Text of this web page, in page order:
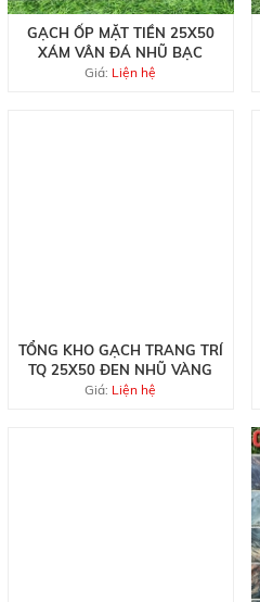
GẠCH ỐP MẶT TIỀN 25X50
XÁM VÂN ĐÁ NHŨ BẠC
Giá: Liện hệ
TỔNG KHO GẠCH TRANG TRÍ
TQ 25X50 ĐEN NHŨ VÀNG
Giá: Liện hệ